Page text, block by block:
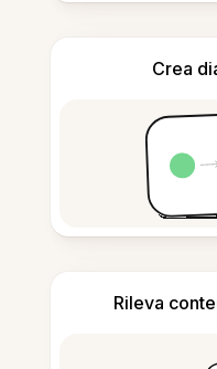
Crea
Rileva